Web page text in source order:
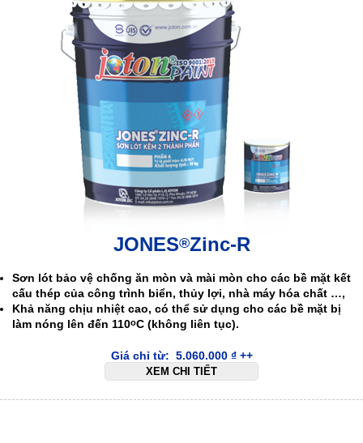
JONES®Zinc-R
Sơn lót bảo vệ chống ăn mòn và mài mòn cho các bề mặt kết
cấu thép của công trình biển, thủy lợi, nhà máy hóa chất …,
Khả năng chịu nhiệt cao, có thể sử dụng cho các bề mặt bị
làm nóng lên đến 110oC (không liên tục).
Giá chỉ từ: 5.060.000 ₫++
XEM CHI TIẾT